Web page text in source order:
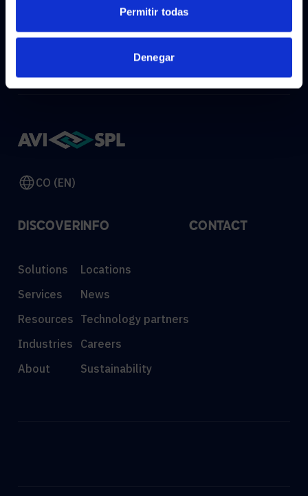
Permitir todas
Denegar
CO (EN)
DISCOVER
Solutions
Services
Resources
Industries
About
INFO
Locations
News
Technology partners
Careers
Sustainability
CONTACT